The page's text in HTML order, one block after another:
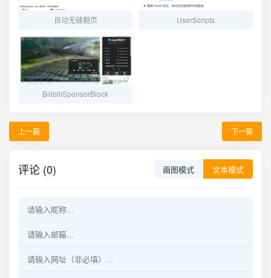
自动无缝翻页 UserScripts
BilibiliSponsorBlock
上一篇 下一篇
评论 (0) 画图模式 文本模式